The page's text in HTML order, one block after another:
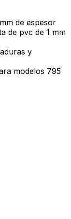
de espesor
de pvc de 1 mm
y
modelos 795